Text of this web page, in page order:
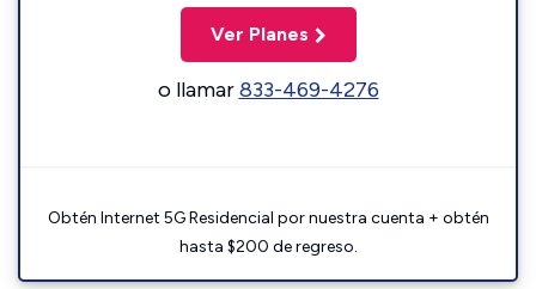
Ver Planes
o llamar833-469-4276
Obtén Internet 5G Residencial por nuestra cuenta + obtén
hasta $200 de regreso.